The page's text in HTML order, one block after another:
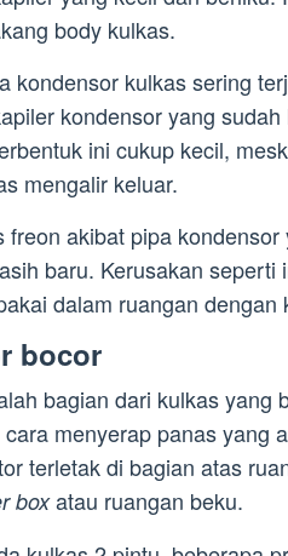
body kulkas.
kondensor kulkas sering
kondensor yang
ini cukup kecil,
mengalir keluar.
freon akibat pipa
baru. Kerusakan
dalam ruangan dengan
bocor
bagian dari kulkas yang
menyerap panas yang
terletak di bagian atas
boxatau ruangan beku.